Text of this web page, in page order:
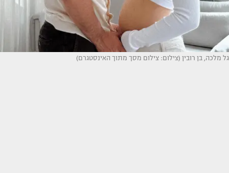
גל מלכה, בן רובין (צילום: צילום מסך מתוך האינסטגרם)